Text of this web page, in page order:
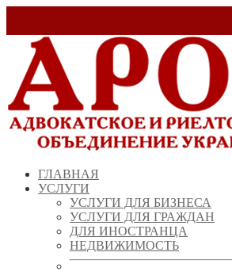
ГЛАВНАЯ
УСЛУГИ
УСЛУГИ ДЛЯ БИЗНЕСА
УСЛУГИ ДЛЯ ГРАЖДАН
ДЛЯ ИНОСТРАНЦА
НЕДВИЖИМОСТЬ